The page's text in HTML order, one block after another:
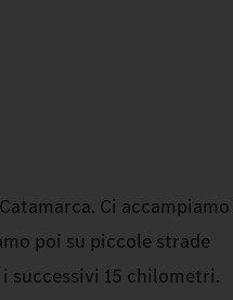
Ci accampiamo
poi su piccole strade
successivi 15 chilometri.